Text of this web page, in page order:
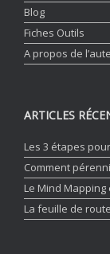
Blog
Fiches Outils
A propos de
ARTICLES
Les 3 étapes
Comment
Le Mind
La feuille de